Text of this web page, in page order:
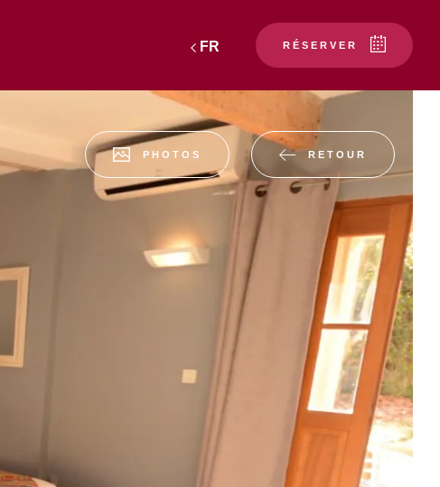
RÉSERVER
FR
NOS HÉBERGEMENTS
PHOTOS RETOUR